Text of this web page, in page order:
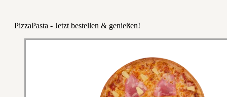
PizzaPasta - Jetzt bestellen & genießen!